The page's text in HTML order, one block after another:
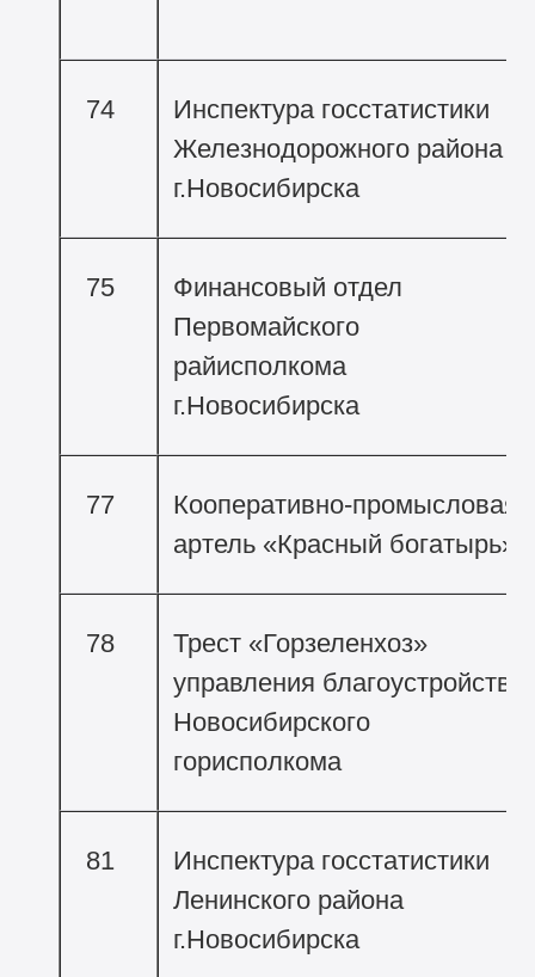
74
Инспектура госстатистики
Железнодорожного района
г.Новосибирска
75
Финансовый отдел
Первомайского
райисполкома
г.Новосибирска
77
Кооперативно-промысловая
артель «Красный богатырь»
78
Трест «Горзеленхоз»
управления благоустройства
Новосибирского
горисполкома
81
Инспектура госстатистики
Ленинского района
г.Новосибирска